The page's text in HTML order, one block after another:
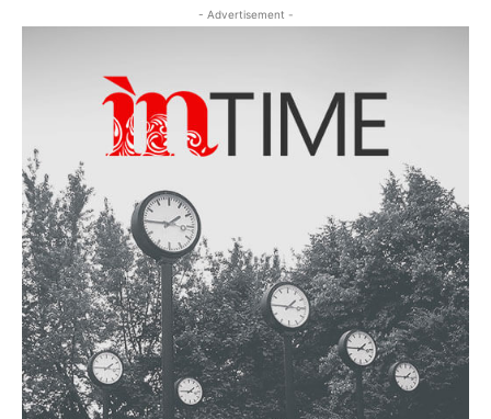
- Advertisement -